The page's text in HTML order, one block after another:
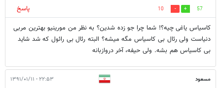
57
10
پاسخ
کاسیاس یاغی چیه؟! شما چرا جو زده شدین؟ به نظر من مورینیو بهترین مربی
دنیاست ولی رئال بی کاسیاس مگه میشه؟ البته رئال بی رائول که شد شاید
بی کاسیاس هم بشه. ولی حیفه، آخر دروازبانه
مسعود ۲۲:۵۳ - ۱۳۹۱/۰۱/۱۱